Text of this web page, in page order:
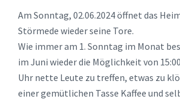
Am Sonntag, 02.06.2024 öffnet das
Störmede wieder seine Tore.
Wie immer am 1. Sonntag im Monat
im Juni wieder die Möglichkeit von
Uhr nette Leute zu treffen, etwas zu
einer gemütlichen Tasse Kaffee und